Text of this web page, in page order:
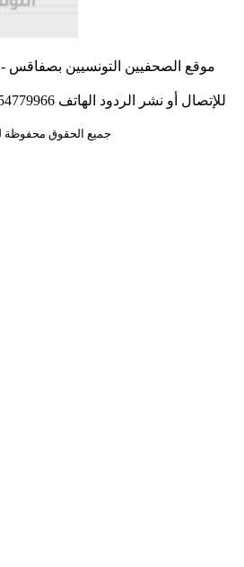
موقع الصحفيين التونسيين بصفاقس
جميع الحقوق محفوظة